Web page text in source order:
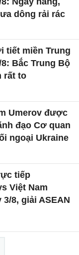
dông rải rác
tiết miền Trung
Bắc Trung Bộ
rất to
Umerov được
đạo Cơ quan
ngoại Ukraine
tiếp
Việt Nam
3/8, giải ASEAN